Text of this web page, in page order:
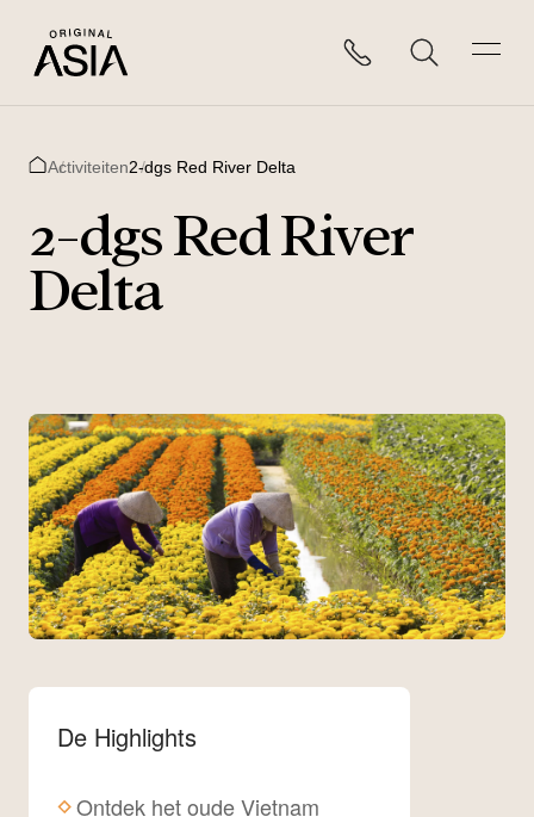
Activiteiten2-dgs Red River Delta
2-dgs Red River
Delta
De Highlights
Ontdek het oude Vietnam